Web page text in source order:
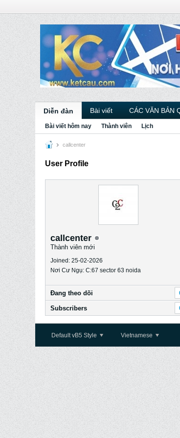
Diễn đàn Bài viết CÁC VĂN BẢN
Bài viết hôm nay Thành viên Lịch
callcenter
User Profile
callcenter
Thành viên mới
Joined: 25-02-2026
Nơi Cư Ngụ: C:67 sector 63 noida
Ðang theo dõi
Subscribers
Default vB5 Style Vietnamese